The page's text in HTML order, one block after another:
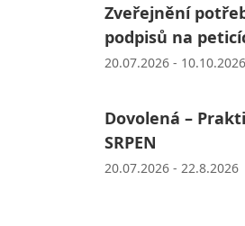
Zveřejnění
podpisů na
20.07.2026 - 10.10.2026
Dovolená –
SRPEN
20.07.2026 - 22.8.2026